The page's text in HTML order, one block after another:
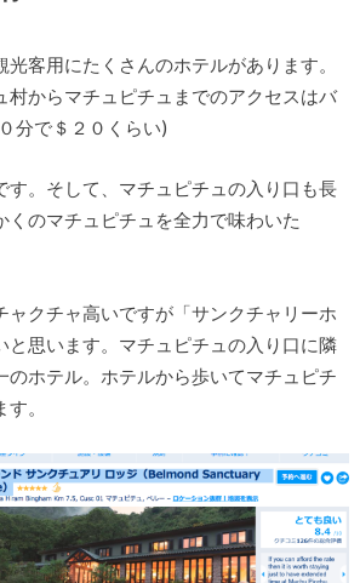
客用にたくさんのホテルがあります。
村からマチュピチュまでのアクセスはバ
分で＄２０くらい)
す。そして、マチュピチュの入り口も長
くのマチュピチュを全力で味わいた
ャクチャ高いですが「サンクチャリーホ
と思います。マチュピチュの入り口に隣
のホテル。ホテルから歩いてマチュピチ
。